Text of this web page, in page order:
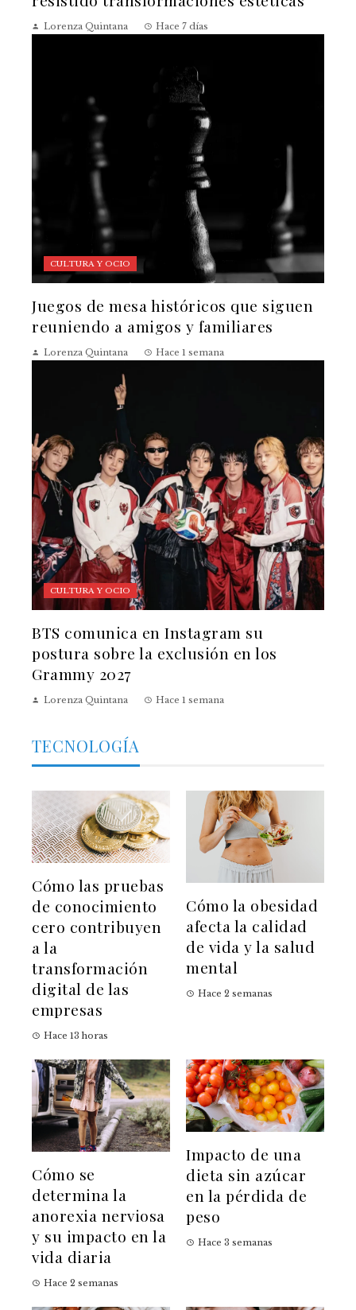
Lorenza Quintana Hace 7 días
CULTURA Y OCIO
Juegos de mesa históricos que siguen
reuniendo a amigos y familiares
Lorenza Quintana Hace 1 semana
CULTURA Y OCIO
BTS comunica en Instagram su
postura sobre la exclusión en los
Grammy 2027
Lorenza Quintana Hace 1 semana
TECNOLOGÍA
Cómo las pruebas
de conocimiento
cero contribuyen
a la
transformación
digital de las
empresas
Hace 13 horas
Cómo la obesidad
afecta la calidad
de vida y la salud
mental
Hace 2 semanas
Cómo se
determina la
anorexia nerviosa
y su impacto en la
vida diaria
Hace 2 semanas
Impacto de una
dieta sin azúcar
en la pérdida de
peso
Hace 3 semanas